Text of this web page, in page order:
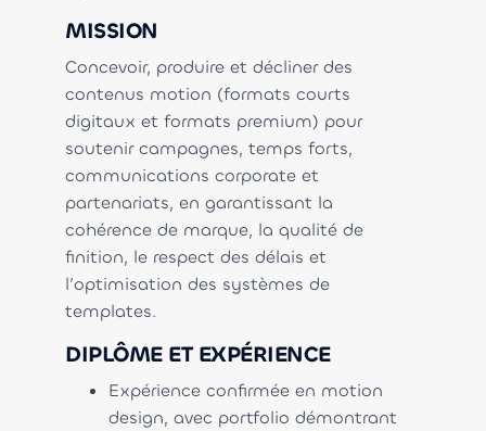
MISSION
Concevoir, produire et décliner des
contenus motion (formats courts
digitaux et formats premium) pour
soutenir campagnes, temps forts,
communications corporate et
partenariats, en garantissant la
cohérence de marque, la qualité de
finition, le respect des délais et
l’optimisation des systèmes de
templates.
DIPLÔME ET EXPÉRIENCE
Expérience confirmée en motion
design, avec portfolio démontrant